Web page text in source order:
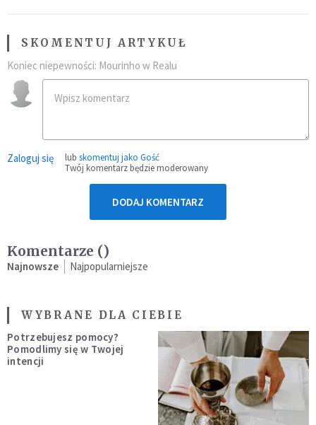
SKOMENTUJ ARTYKUŁ
Koniec niepewności: Mourinho w Realu
Zaloguj się lub skomentuj jako Gość
Twój komentarz będzie moderowany
DODAJ KOMENTARZ
Komentarze ()
Najnowsze Najpopularniejsze
WYBRANE DLA CIEBIE
Potrzebujesz pomocy?
Pomodlimy się w Twojej
intencji